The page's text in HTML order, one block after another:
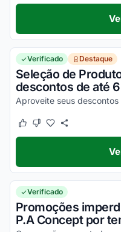
Verificado Destaque
Seleção de
descontos de até
Este cupom funcionou
Este cupom não
Verificado
Promoções
P.A Concept por